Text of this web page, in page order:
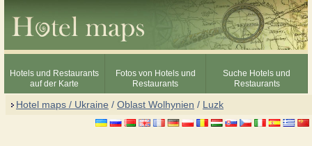
Hotels und Restaurants
auf der Karte
Fotos von Hotels und
Restaurants
Suche Hotels und
Restaurants
Hotel maps / Ukraine / Oblast Wolhynien / Luzk